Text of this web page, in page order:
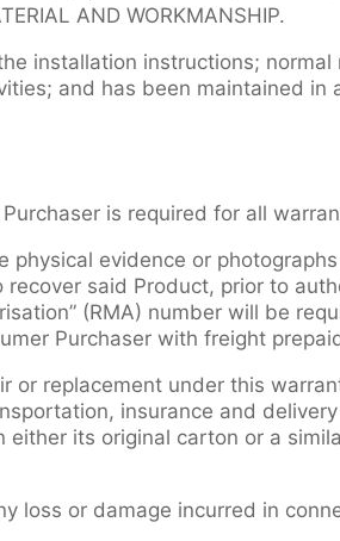
AND WORKMANSHIP.
installation instructions;
and has been maintained in
is required for all
physical evidence or
said Product, prior to
(RMA) number will be
Purchaser with freight
or replacement under this
insurance and
its original carton or a
loss or damage incurred in